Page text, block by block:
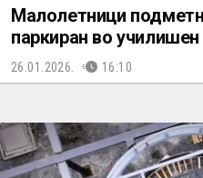
Малолетници
паркиран во
26.01.2026. 16:10